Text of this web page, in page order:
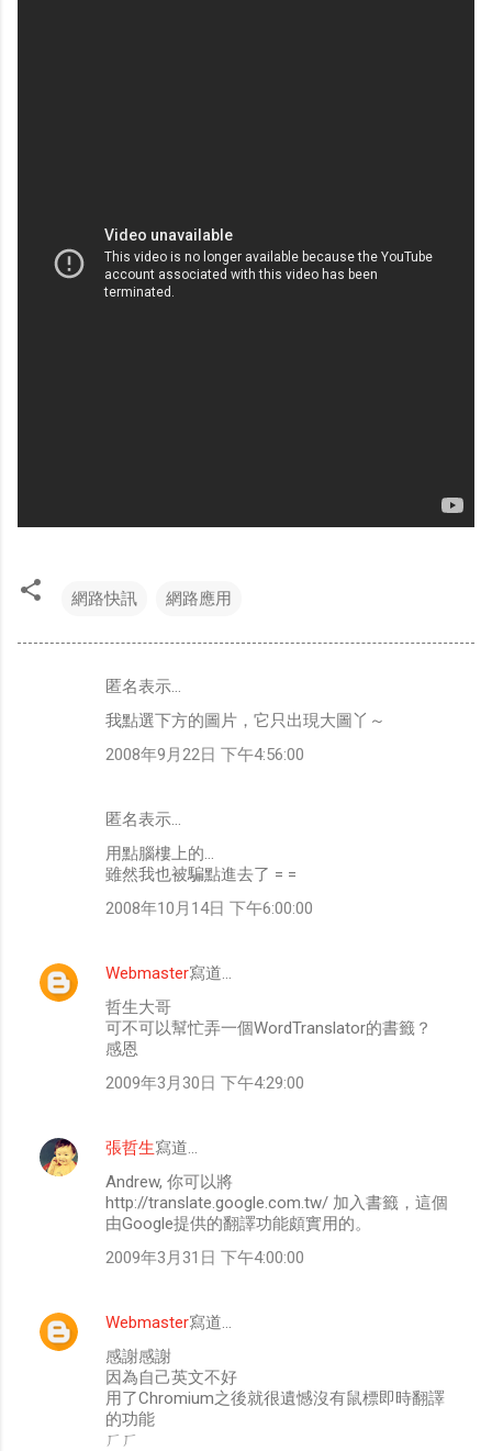
網路快訊 網路應用
匿名表示…
我點選下方的圖片，它只出現大圖丫～
2008年9月22日 下午4:56:00
匿名表示…
用點腦樓上的...
雖然我也被騙點進去了 = =
2008年10月14日 下午6:00:00
Webmaster寫道…
哲生大哥
可不可以幫忙弄一個WordTranslator的書籤？
感恩
2009年3月30日 下午4:29:00
張哲生寫道…
Andrew, 你可以將
http://translate.google.com.tw/ 加入書籤，這個
由Google提供的翻譯功能頗實用的。
2009年3月31日 下午4:00:00
Webmaster寫道…
感謝感謝
因為自己英文不好
用了Chromium之後就很遺憾沒有鼠標即時翻譯
的功能
ㄏㄏ